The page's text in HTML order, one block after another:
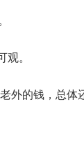
。
外的钱，总体